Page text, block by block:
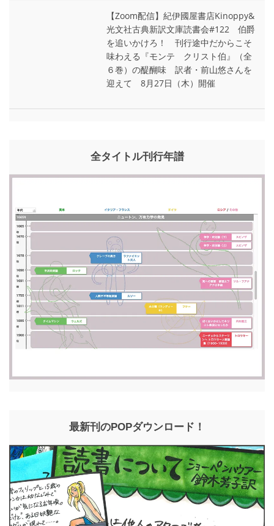
【Zoom配信】紀伊國屋書店Kinoppy&
光文社古典新訳文庫読書会#122 伯爵
を追いかけろ！ 刊行途中だからこそ
味わえる『モンテ゠クリスト伯』（全
６巻）の醍醐味 訳者・前山悠さんを
迎えて 8月27日（木）開催
全タイトル刊行年譜
最新刊のPOPダウンロード！